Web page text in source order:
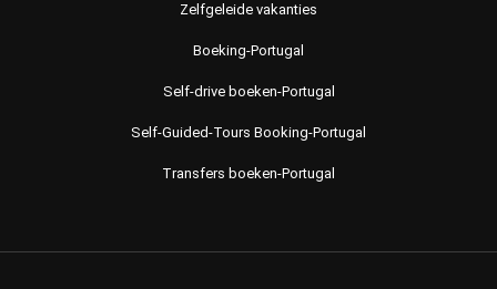
Zelfgeleide vakanties
Boeking-Portugal
Self-drive boeken-Portugal
Self-Guided-Tours Booking-Portugal
Transfers boeken-Portugal